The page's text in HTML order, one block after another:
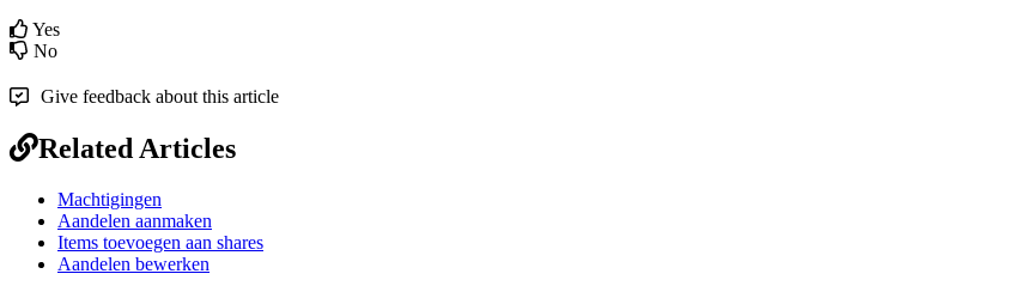
Yes
No
Give feedback about this article
Related Articles
Machtigingen
Aandelen aanmaken
Items toevoegen aan shares
Aandelen bewerken